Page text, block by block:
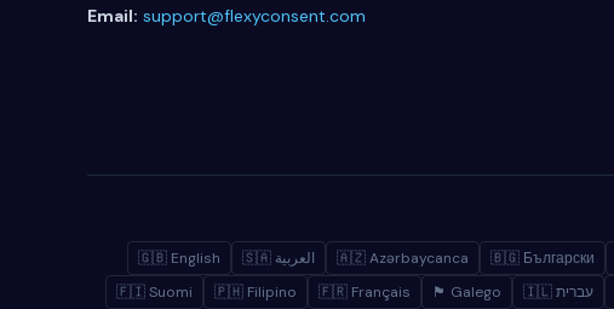
Email: support@flexyconsent.com
🇬🇧 English 🇸🇦 العربية 🇦🇿 Azərbaycanca 🇧🇬 Български
🇫🇮 Suomi
🇵🇭 Filipino 🇫🇷 Français 🏴 Galego 🇮🇱 עברית